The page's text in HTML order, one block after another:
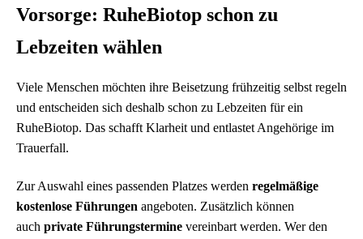
Vorsorge: RuheBiotop schon zu
Lebzeiten wählen
Viele Menschen möchten ihre Beisetzung frühzeitig selbst regeln
und entscheiden sich deshalb schon zu Lebzeiten für ein
RuheBiotop. Das schafft Klarheit und entlastet Angehörige im
Trauerfall.
Zur Auswahl eines passenden Platzes werden regelmäßige
kostenlose Führungen angeboten. Zusätzlich können
auch private Führungstermine vereinbart werden. Wer den